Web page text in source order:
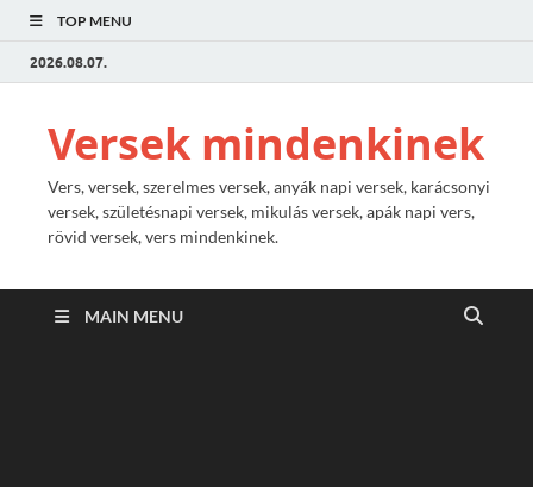
TOP MENU
2026.08.07.
Versek mindenkinek
Vers, versek, szerelmes versek, anyák napi versek, karácsonyi
versek, születésnapi versek, mikulás versek, apák napi vers,
rövid versek, vers mindenkinek.
MAIN MENU